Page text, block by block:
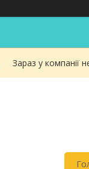
Зараз у компанії